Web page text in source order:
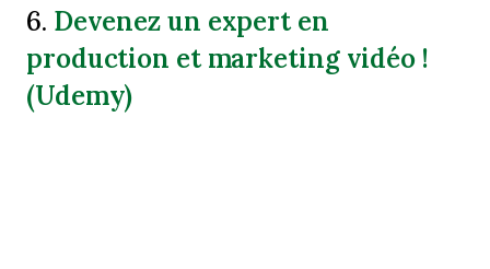
6. Devenez un expert en
production et marketing vidéo !
(Udemy)